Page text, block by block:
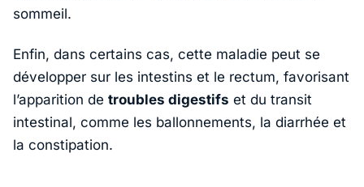
sommeil.
Enfin, dans certains cas, cette maladie peut se
développer sur les intestins et le rectum, favorisant
l’apparition de troubles digestifs et du transit
intestinal, comme les ballonnements, la diarrhée et
la constipation.